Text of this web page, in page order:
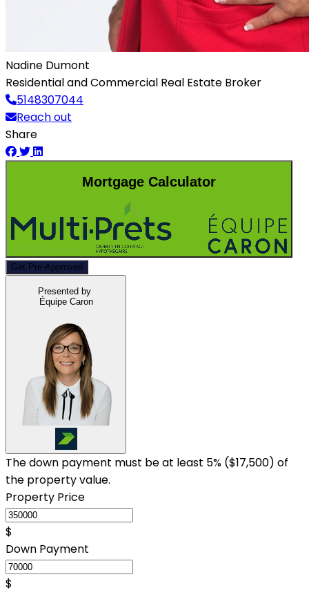
Nadine Dumont
Residential and Commercial Real Estate Broker
5148307044
Reach out
Share
Mortgage Calculator
Get Pre-Approved
Presented by
Équipe Caron
The down payment must be at least 5% ($17,500) of
the property value.
Property Price
$
Down Payment
$